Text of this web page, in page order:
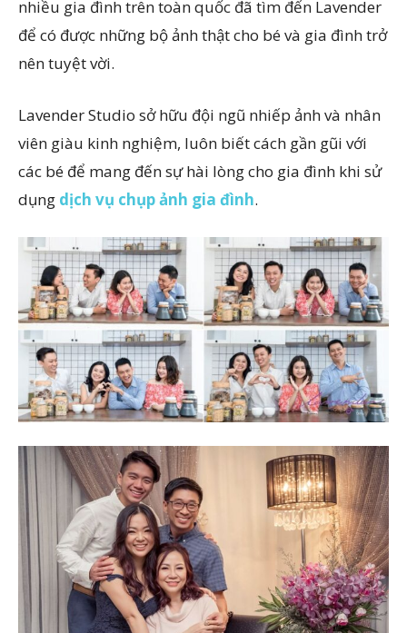
nhiều gia đình trên toàn quốc đã tìm đến Lavender
để có được những bộ ảnh thật cho bé và gia đình trở
nên tuyệt vời.
Lavender Studio sở hữu đội ngũ nhiếp ảnh và nhân
viên giàu kinh nghiệm, luôn biết cách gần gũi với
các bé để mang đến sự hài lòng cho gia đình khi sử
dụng dịch vụ chụp ảnh gia đình.